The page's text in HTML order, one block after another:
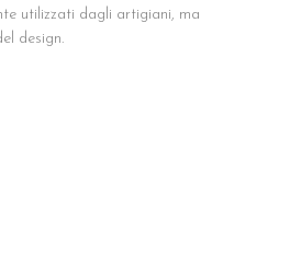
utilizzati dagli artigiani, ma
design.